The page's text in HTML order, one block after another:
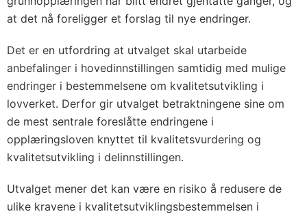
at det nå foreligger et forslag til nye endringer.
Det er en utfordring at utvalget skal utarbeide
anbefalinger i hovedinnstillingen samtidig med mulige
endringer i bestemmelsene om kvalitetsutvikling i
lovverket. Derfor gir utvalget betraktningene sine om
de mest sentrale foreslåtte endringene i
opplæringsloven knyttet til kvalitetsvurdering og
kvalitetsutvikling i delinnstillingen.
Utvalget mener det kan være en risiko å redusere de
ulike kravene i kvalitetsutviklingsbestemmelsen i